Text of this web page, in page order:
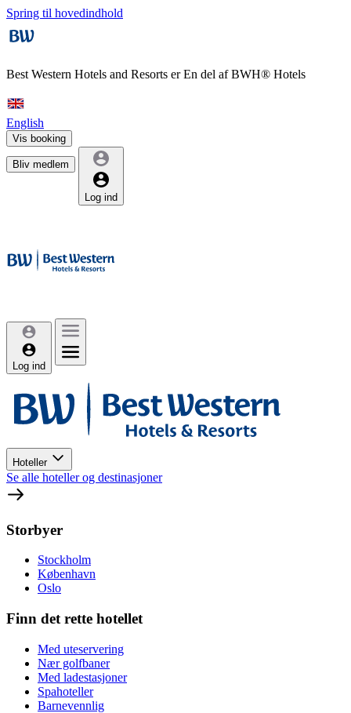
Spring til hovedindhold
Best Western Hotels and Resorts erEn del af BWH® Hotels
English
Vis booking
Bliv medlem
Log ind
Log ind
Hoteller
Se alle hoteller og destinasjoner
Storbyer
Stockholm
København
Oslo
Finn det rette hotellet
Med uteservering
Nær golfbaner
Med ladestasjoner
Spahoteller
Barnevennlig